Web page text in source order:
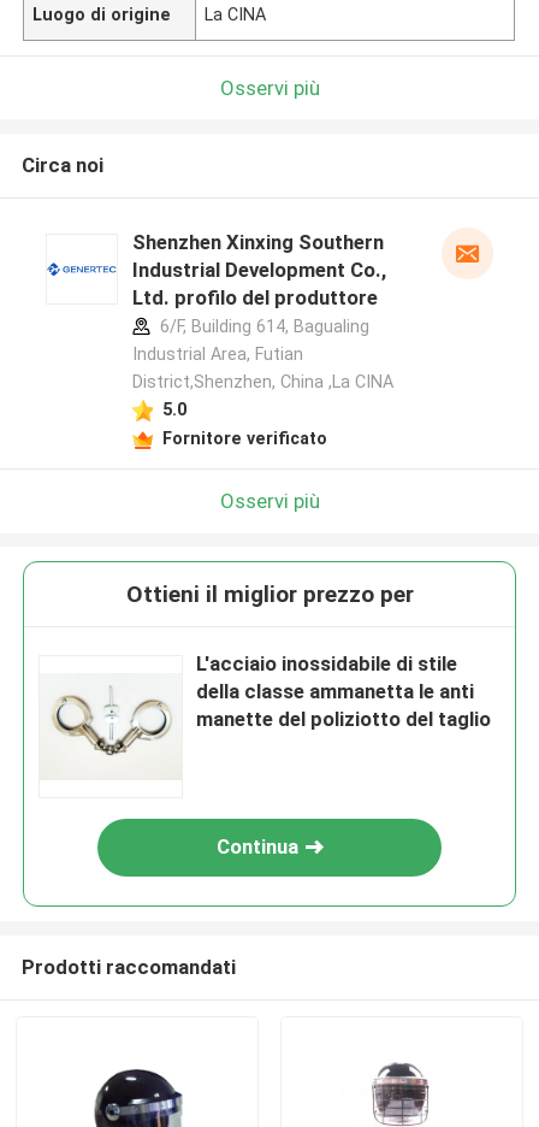
Luogo di origine La CINA
Osservi più
Circa noi
Shenzhen Xinxing Southern
Industrial Development Co.,
Ltd. profilo del produttore
6/F, Building 614, Bagualing
Industrial Area, Futian
District,Shenzhen, China ,La CINA
5.0
Fornitore verificato
Osservi più
Ottieni il miglior prezzo per
L'acciaio inossidabile di stile
della classe ammanetta le anti
manette del poliziotto del taglio
Continua
Prodotti raccomandati